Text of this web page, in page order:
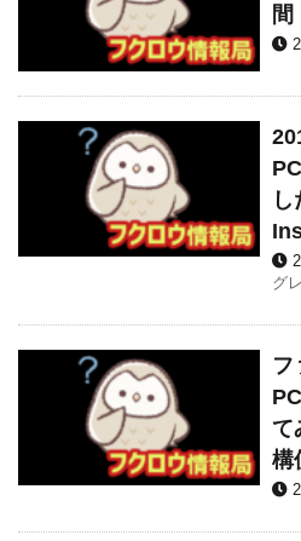
間
グ
フ
て
構